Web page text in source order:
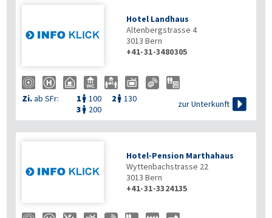
Hotel Landhaus
Altenbergstrasse 4
3013 Bern
+41-31-3480305
Zi.ab SFr: 1  100 2  130
3  200
zur Unterkunft 
Hotel-Pension Marthahaus
Wyttenbachstrasse 22
3013 Bern
+41-31-3324135